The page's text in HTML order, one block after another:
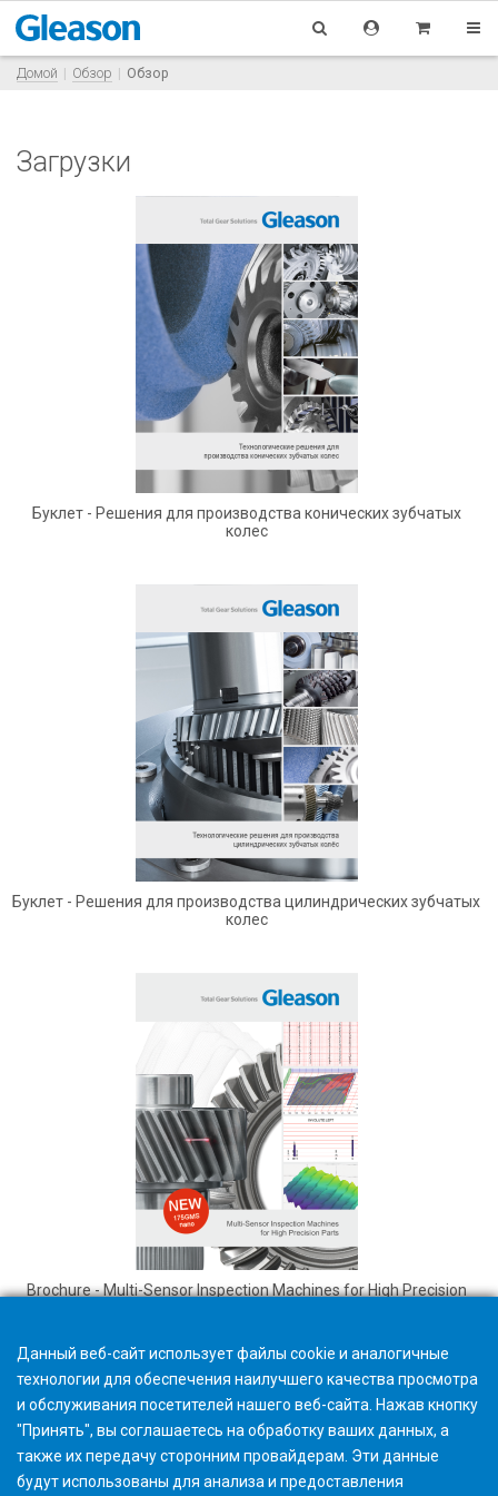
Домой Обзор Обзор
Загрузки
Буклет - Решения для производства конических зубчатых
колес
Буклет - Решения для производства цилиндрических зубчатых
колес
Brochure - Multi-Sensor Inspection Machines for High Precision
Данный веб-сайт использует файлы cookie и аналогичные
технологии для обеспечения наилучшего качества просмотра
и обслуживания посетителей нашего веб-сайта. Нажав кнопку
"Принять", вы соглашаетесь на обработку ваших данных, а
также их передачу сторонним провайдерам. Эти данные
будут использованы для анализа и предоставления